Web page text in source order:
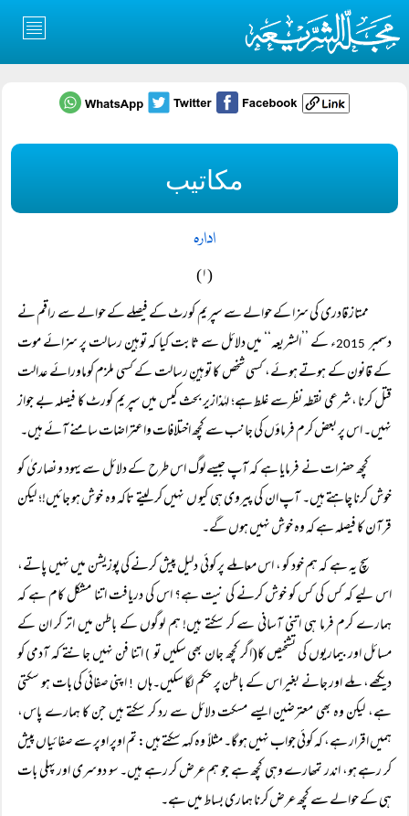
مکاتیب
ادارہ
(۱)
ممتاز قادری کی سزا کے حوالے سے سپریم کورٹ کے فیصلے کے حوالے سے راقم نے
دسمبر
ء کے ’’الشریعہ‘‘ میں دلائل سے ثابت کیا کہ توہین رسالت پر سزائے موت
کے قانون کے ہوتے ہوئے، کسی شخص کا توہینِ رسالت کے کسی ملزم کوماورائے عدالت
قتل کرنا ،شرعی نقطہ نظرسے غلط ہے؛ لہٰذازیر بحث کیس میں سپریم کورٹ کا فیصلہ بے جواز
نہیں۔ اس پر بعض کرم فرماؤں کی جانب سے کچھ اختلافات واعتراضات سامنے آئے ہیں۔
کچھ حضرات نے فرمایا ہے کہ آپ جیسے لوگ اس طرح کے دلائل سے یہود و نصاریٰ کو
خوش کرنا چاہتے ہیں۔ آپ ان کی پیروی ہی کیو ں نہیں کر لیتے تاکہ وہ خوش ہو جائیں!؛ لیکن
قرآن کا فیصلہ ہے کہ وہ خوش نہیں ہوں گے۔
سچ یہ ہے کہ ہم خود کو ، اس معاملے پر کوئی دلیل پیش کرنے کی پوزیشن میں نہیں پاتے،
اس لیے کہ کس کی کس کو خوش کرنے کی نیت ہے؟ اس کی دریافت اتنا مشکل کام ہے کہ
ہمارے کرم فرما ہی اتنی آسانی سے کر سکتے ہیں! ہم لوگوں کے باطن میں اتر کر ان کے
مسائل اور بیماریوں کی تشخیص کا(اگر کچھ جان بھی سکیں تو)اتنا فن نہیں جانتے کہ آدمی کو
دیکھے، ملے اور جانے بغیر اس کے باطن پر حکم لگا سکیں۔ہاں !اپنی صفائی کی بات ہو سکتی
ہے، لیکن وہ بھی معترضین ایسے مسکت دلائل سے رد کر سکتے ہیں جن کا ہمارے پاس،
ہمیں اقرار ہے، کہ کوئی جواب نہیں ہو گا۔ مثلاً وہ کہہ سکتے ہیں: تم اوپر اوپر سے صفائیاں پیش
کر رہے ہو، اندر تمھارے وہی کچھ ہے جو ہم عرض کر رہے ہیں۔ سو دوسری اور پہلی بات
ہی کے حوالے سے کچھ عرض کرنا ہماری بساط میں ہے۔